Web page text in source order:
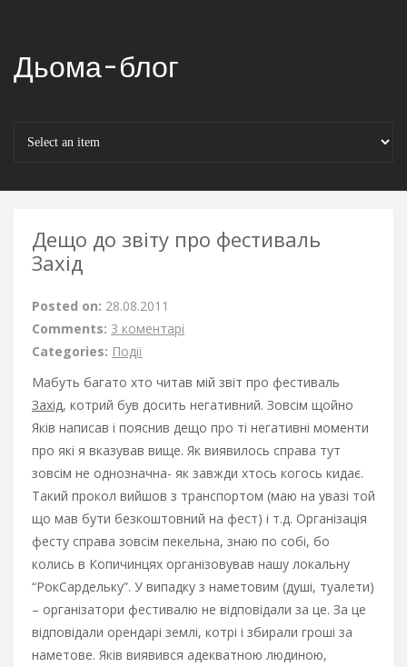
Дьома-блог
Дещо до звіту про фестиваль
Захід
Posted on: 28.08.2011
Comments: 3 коментарі
Categories: Події
Мабуть багато хто читав мій звіт про фестиваль
Захід, котрий був досить негативний. Зовсім щойно
Яків написав і пояснив дещо про ті негативні моменти
про які я вказував вище. Як виявилось справа тут
зовсім не однозначна- як завжди хтось когось кидає.
Такий прокол вийшов з транспортом (маю на увазі той
що мав бути безкоштовний на фест) і т.д. Організація
фесту справа зовсім пекельна, знаю по собі, бо
колись в Копичинцях організовував нашу локальну
“РокСардельку”. У випадку з наметовим (душі, туалети)
– організатори фестивалю не відповідали за це. За це
відповідали орендарі землі, котрі і збирали гроші за
наметове. Яків виявився адекватною людиною,